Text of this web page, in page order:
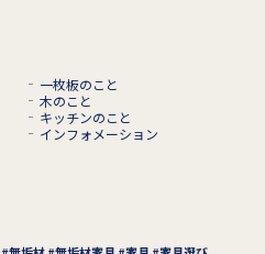
一枚板のこと
木のこと
キッチンのこと
インフォメーション